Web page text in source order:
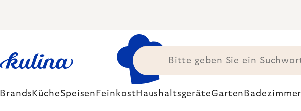
Brands KücheSpeisen FeinkostHaushaltsgeräteGarten Badezimmer